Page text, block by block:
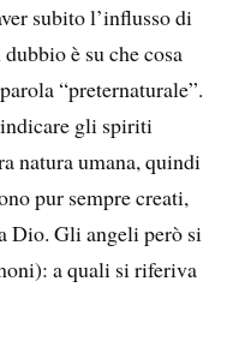
subito l’influsso di
è su che cosa
“preternaturale”.
gli spiriti
natura umana, quindi
pur sempre creati,
Dio. Gli angeli però si
a quali si riferiva